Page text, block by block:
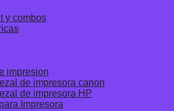
y combos
impresion
de impresora canon
de impresora HP
Impresora